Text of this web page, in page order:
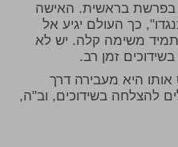
בפרשת בראשית. האישה
כך העולם יגיע אל
תמיד משימה קלה. יש לא
זמן רב.
היא מעבירה דרך
להצלחה בשידוכים, וב"ה,